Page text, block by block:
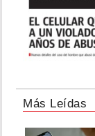
Más Leídas